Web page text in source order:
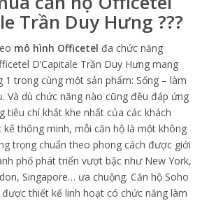
Trần Duy Hưng ???
mô hình Officetel đa chức năng
D’Capitale Trần Duy Hưng mang
1 trong cùng một sản phẩm: Sống – làm
Và dù chức năng nào cũng đều đáp ứng
tiêu chí khắt khe nhất của các khách
thông minh, mỗi căn hộ là một không
trọng chuẩn theo phong cách được giới
phố phát triển vượt bậc như New York,
Singapore… ưa chuộng. Căn hộ Soho
thiết kế linh hoạt có chức năng làm